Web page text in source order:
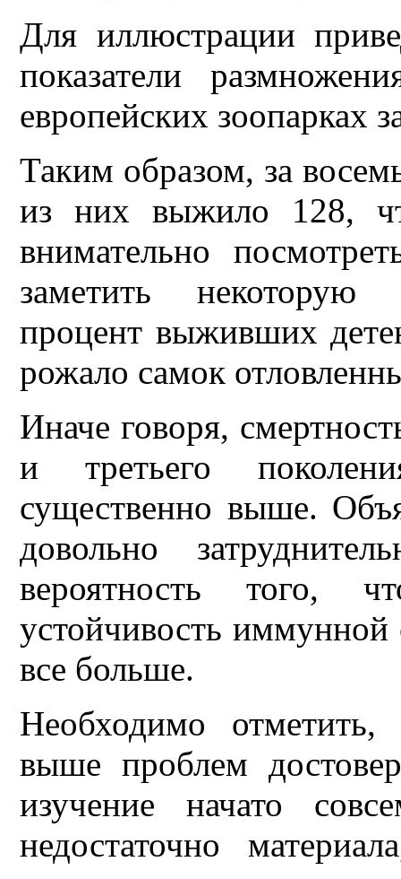
Для иллюстрации
показатели
европейских зоопарках
Таким образом, за
из них выжило 128,
внимательно
заметить некоторую
процент выживших
рожало самок
Иначе говоря,
и третьего
существенно выше.
довольно
вероятность того,
устойчивость
все больше.
Необходимо
выше проблем
изучение начато
недостаточно